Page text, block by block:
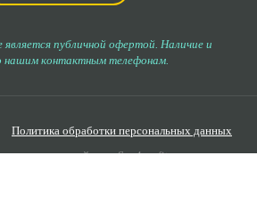
публичной офертой. Наличие и
нашим контактным телефонам.
Политика обработки персональных данных
продвижение сайта — Seo4profit.ru